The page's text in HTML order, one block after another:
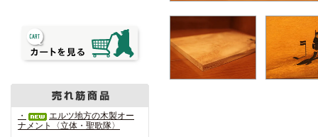
・
エルツ地方の木製オー
ナメント〈立体・聖歌隊〉